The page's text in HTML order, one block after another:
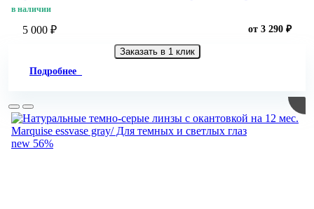
в наличии
5 000 ₽ от 3 290 ₽
Заказать в 1 клик
Подробнее
new 56%